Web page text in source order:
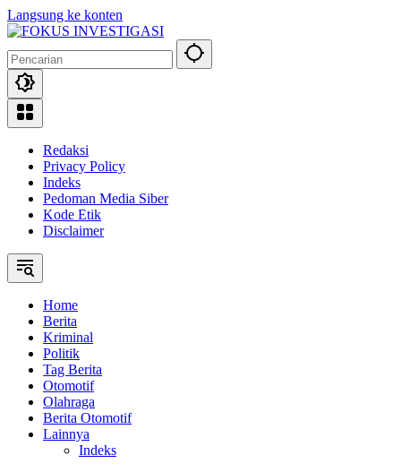
Langsung ke konten
Redaksi
Privacy Policy
Indeks
Pedoman Media Siber
Kode Etik
Disclaimer
Home
Berita
Kriminal
Politik
Tag Berita
Otomotif
Olahraga
Berita Otomotif
Lainnya
Indeks